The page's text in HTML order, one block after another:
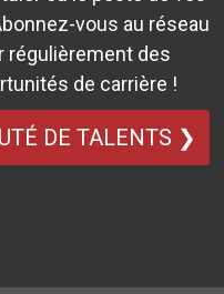
vous au réseau
régulièrement des
de carrière !
DE TALENTS ❯